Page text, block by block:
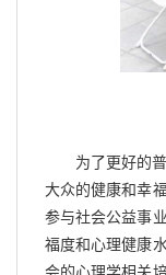
为了更好的
大众的健康和幸
参与社会公益事
福度和心理健康